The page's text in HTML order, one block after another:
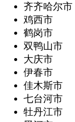
齐齐哈尔市
鸡西市
鹤岗市
双鸭山市
大庆市
伊春市
佳木斯市
七台河市
牡丹江市